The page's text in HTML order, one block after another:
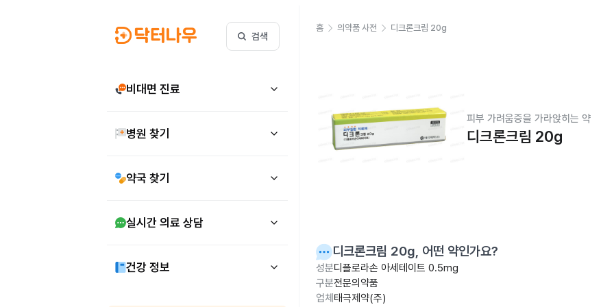
검색
비대면 진료
병원 찾기
약국 찾기
실시간 의료 상담
건강 정보
홈 의약품 사전 디크론크림 20g
피부 가려움증을 가라앉히는 약
디크론크림 20g
디크론크림 20g, 어떤 약인가요?
성분디플로라손 아세테이트 0.5mg
구분전문의약품
업체 태극제약(주)